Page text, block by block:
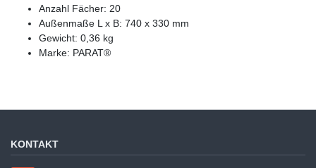
Anzahl Fächer: 20
Außenmaße L x B: 740 x 330 mm
Gewicht: 0,36 kg
Marke: PARAT®
KONTAKT